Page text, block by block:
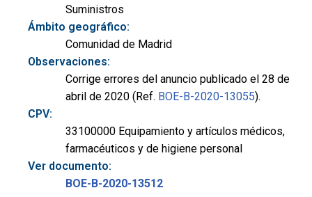
Suministros
Ámbito geográfico:
Comunidad de Madrid
Observaciones:
Corrige errores del anuncio publicado el 28 de
abril de 2020 (Ref. BOE-B-2020-13055).
CPV:
33100000 Equipamiento y artículos médicos,
farmacéuticos y de higiene personal
Ver documento:
BOE-B-2020-13512